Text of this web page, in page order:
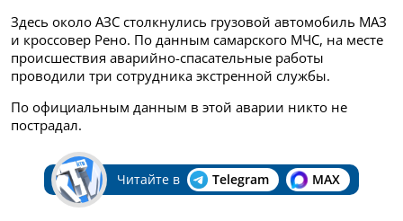
Здесь около АЗС столкнулись грузовой автомобиль МАЗ
и кроссовер Рено. По данным самарского МЧС, на месте
происшествия аварийно-спасательные работы
проводили три сотрудника экстренной службы.
По официальным данным в этой аварии никто не
пострадал.
Читайте в Telegram MAX